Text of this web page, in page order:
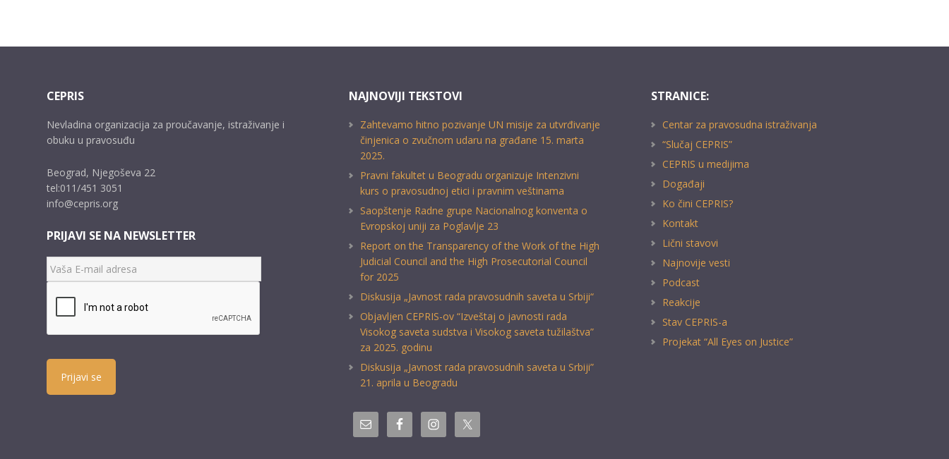
CEPRIS
Nevladina organizacija za proučavanje, istraživanje i
obuku u pravosuđu
Beograd, Njegoševa 22
tel:011/451 3051
info@cepris.org
PRIJAVI SE NA NEWSLETTER
Prijavi se
NAJNOVIJI TEKSTOVI
Zahtevamo hitno pozivanje UN misije za utvrđivanje
činjenica o zvučnom udaru na građane 15. marta
2025.
Pravni fakultet u Beogradu organizuje Intenzivni
kurs o pravosudnoj etici i pravnim veštinama
Saopštenje Radne grupe Nacionalnog konventa o
Evropskoj uniji za Poglavlje 23
Report on the Transparency of the Work of the High
Judicial Council and the High Prosecutorial Council
for 2025
Diskusija „Javnost rada pravosudnih saveta u Srbiji“
Objavljen CEPRIS-ov “Izveštaj o javnosti rada
Visokog saveta sudstva i Visokog saveta tužilaštva”
za 2025. godinu
Diskusija „Javnost rada pravosudnih saveta u Srbiji”
21. aprila u Beogradu
STRANICE:
Centar za pravosudna istraživanja
“Slučaj CEPRIS”
CEPRIS u medijima
Događaji
Ko čini CEPRIS?
Kontakt
Lični stavovi
Najnovije vesti
Podcast
Reakcije
Stav CEPRIS-a
Projekat “All Eyes on Justice”